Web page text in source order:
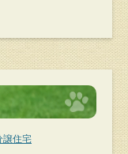
譲住宅